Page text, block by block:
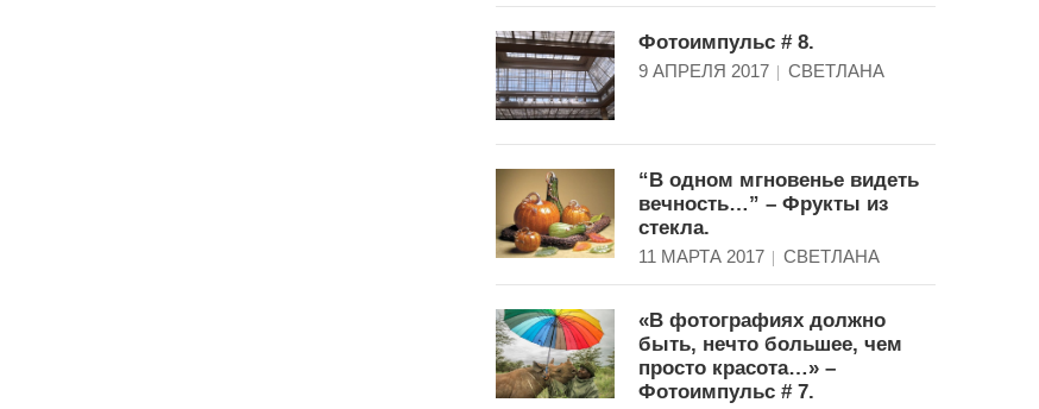
Фотоимпульс # 8.
9 АПРЕЛЯ 2017 СВЕТЛАНА
“В одном мгновенье видеть
вечность…” – Фрукты из
стекла.
11 МАРТА 2017 СВЕТЛАНА
«В фотографиях должно
быть, нечто большее, чем
просто красота…» –
Фотоимпульс # 7.